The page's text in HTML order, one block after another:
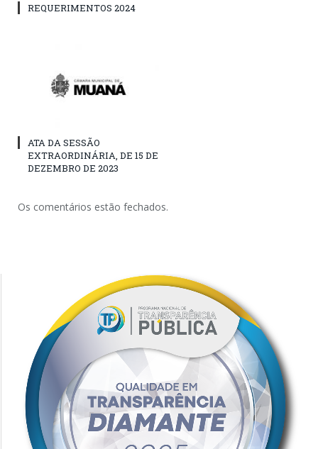
REQUERIMENTOS 2024
ATA DA SESSÃO
EXTRAORDINÁRIA, DE 15 DE
DEZEMBRO DE 2023
Os comentários estão fechados.